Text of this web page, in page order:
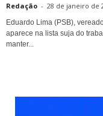
Redação - 28 de janeiro de
Eduardo Lima (PSB),
aparece na lista suja do
manter...